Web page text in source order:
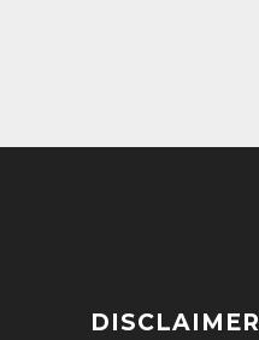
DISCLAIMER